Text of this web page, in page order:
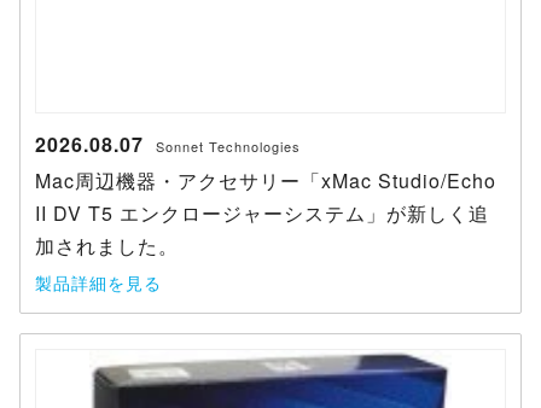
2026.08.07 Sonnet Technologies
Mac周辺機器・アクセサリー「xMac Studio/Echo
II DV T5 エンクロージャーシステム」が新しく追
加されました。
製品詳細を見る